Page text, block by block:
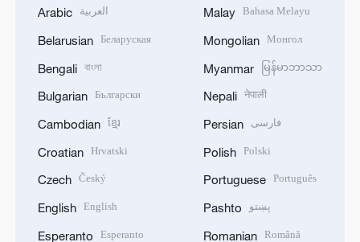
Arabic العربية
Belarusian Беларуская
Bengali বাংলা
Bulgarian Български
Cambodian ខ្មែរ
Croatian Hrvatski
Czech Český
English English
Esperanto Esperanto
Malay Bahasa Melayu
Mongolian Монгол
Myanmar မြန်မာဘာသာ
Nepali नेपाली
Persian فارسی
Polish Polski
Portuguese Português
Pashto پښتو
Romanian Română